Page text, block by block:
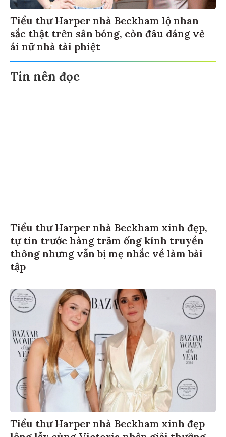
Tiểu thư Harper nhà Beckham lộ nhan
sắc thật trên sân bóng, còn đâu dáng vẻ
ái nữ nhà tài phiệt
Tin nên đọc
Tiểu thư Harper nhà Beckham xinh đẹp,
tự tin trước hàng trăm ống kính truyền
thông nhưng vẫn bị mẹ nhắc về làm bài
tập
Tiểu thư Harper nhà Beckham xinh đẹp